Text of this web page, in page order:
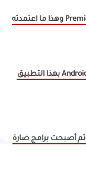
حررت 10 جيجابايت من هاتفي Android بهذا التطبيق